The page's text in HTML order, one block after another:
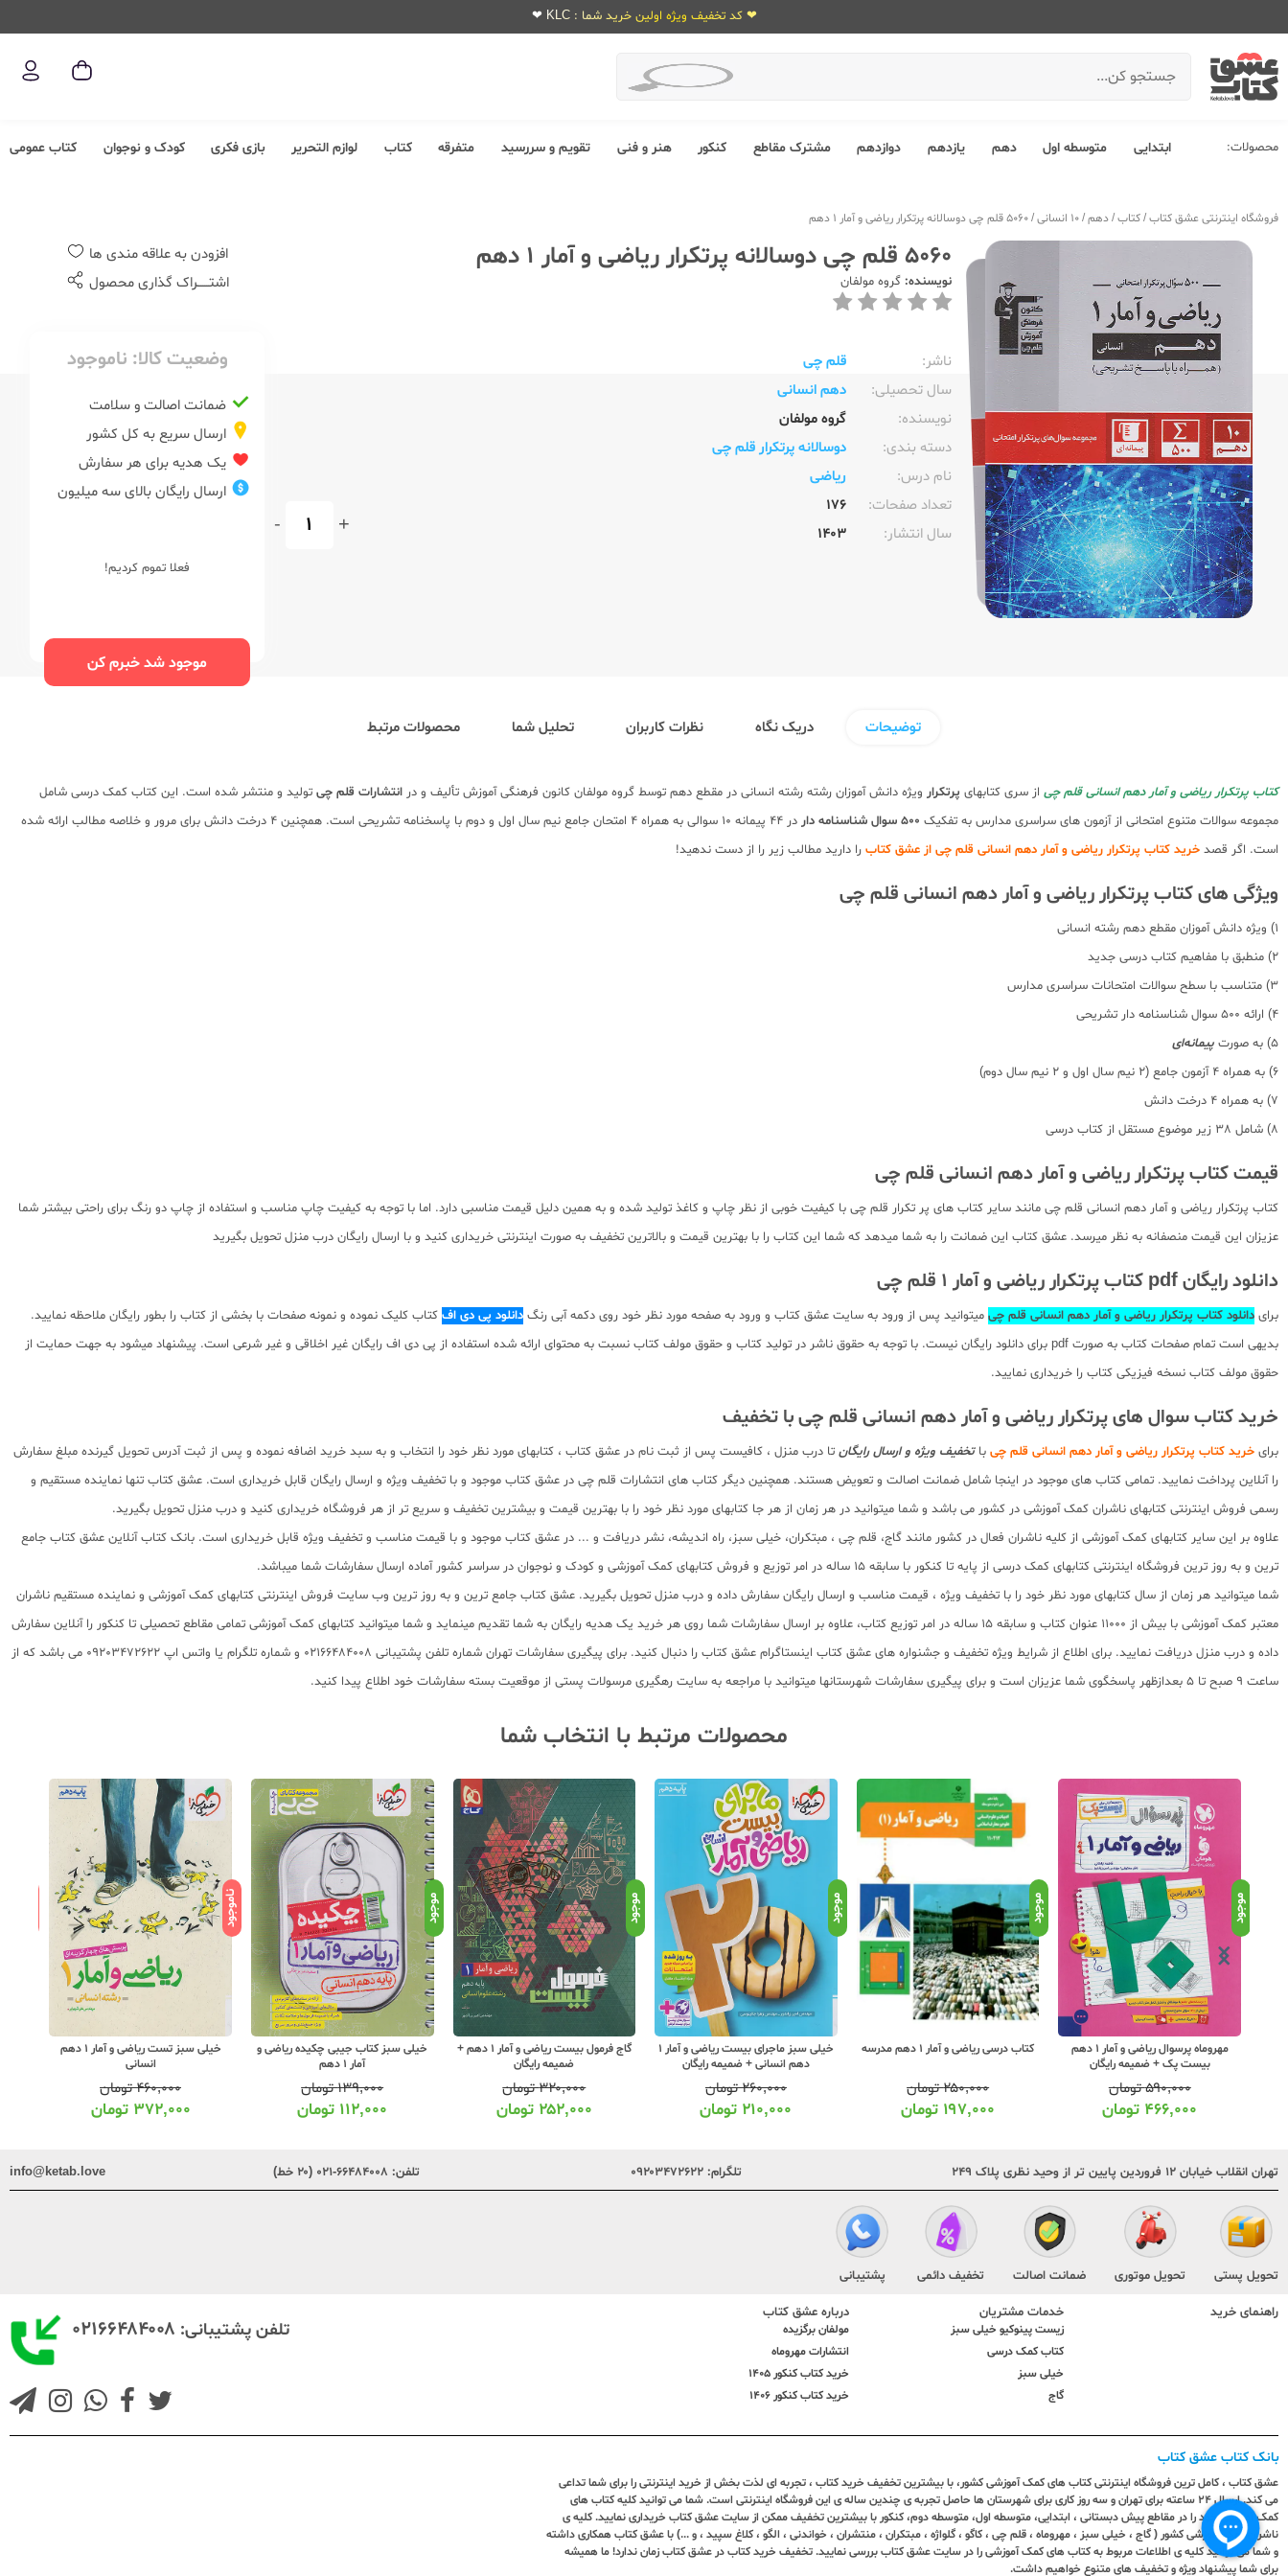
❤ کد تخفیف ویژه اولین خرید شما : KLC ❤
محصولات: ابتدایی متوسطه اول دهم یازدهم دوازدهم مشترک مقاطع کنکور هنر و فنی تقویم و سررسید متفرقه کتاب لوازم التحریر بازی فکری کودک و نوجوان کتاب عمومی
فروشگاه اینترنتی عشق کتاب/کتاب/دهم/10 انسانی /5060 قلم چی دوسالانه پرتکرار ریاضی و آمار 1 دهم
5060 قلم چی دوسالانه پرتکرار ریاضی و آمار 1 دهم
نویسنده: گروه مولفان
ناشر:‌
قلم چی
سال تحصیلی:‌
دهم انسانی
نویسنده:‌
گروه مولفان
دسته بندی:
دوسالانه پرتکرار قلم چی
نام درس:
ریاضی
تعداد صفحات:‌
176
سال انتشار:‌
1403
+
-
افزودن به علاقه مندی ها
اشتــــــراک گذاری محصول
وضعیت کالا: ناموجود
ضمانت اصالت و سلامت
ارسال سریع به کل کشور
یک هدیه برای هر سفارش
ارسال رایگان بالای سه میلیون
فعلا تموم کردیم!
موجود شد خبرم کن
توضیحات دریک نگاه نظرات کاربران تحلیل شما محصولات مرتبط
کتاب پرتکرار ریاضی و آمار دهم انسانی قلم چی از سری کتابهای پرتکرار ویژه دانش آموزان رشته رشته انسانی در مقطع دهم توسط گروه مولفان کانون فرهنگی آموزش تألیف و در انتشارات قلم چی تولید و منتشر شده است. این کتاب کمک درسی شامل
مجموعه سوالات متنوع امتحانی از آزمون های سراسری مدارس به تفکیک 500 سوال شناسنامه دار
در 44 پیمانه 10 سوالی به همراه 4 امتحان جامع نیم سال اول و دوم با پاسخنامه تشریحی است. همچنین 4 درخت دانش برای مرور و خلاصه مطالب ارائه شده
است. اگر قصد خرید کتاب پرتکرار ریاضی و آمار دهم انسانی قلم چی از عشق کتاب را دارید مطالب زیر را از دست ندهید!
ویژگی های کتاب پرتکرار ریاضی و آمار دهم انسانی قلم چی
1) ویژه دانش آموزان مقطع دهم رشته انسانی
2) منطبق با مفاهیم کتاب درسی جدید
3) متناسب با سطح سوالات امتحانات سراسری مدارس
4) ارائه 500 سوال شناسنامه دار تشریحی
5) به صورت
پیمانه‌ای
6) به همراه 4 آزمون جامع (2 نیم سال اول و 2 نیم سال دوم)
7) به همراه 4 درخت دانش
8) شامل 38 زیر موضوع مستقل از کتاب درسی
قیمت کتاب پرتکرار ریاضی و آمار دهم انسانی قلم چی
کتاب پرتکرار ریاضی و آمار دهم انسانی قلم چی مانند سایر کتاب های پر تکرار قلم چی با کیفیت خوبی از نظر چاپ و کاغذ تولید شده و به همین دلیل قیمت مناسبی دارد. اما با توجه به کیفیت چاپ مناسب و استفاده از چاپ دو رنگ برای راحتی بیشتر شما
عزیزان این قیمت منصفانه به نظر میرسد. عشق کتاب این ضمانت را به شما میدهد که شما این کتاب را با بهترین قیمت و بالاترین تخفیف به صورت اینترنتی خریداری کنید و با ارسال رایگان درب منزل تحویل بگیرید
دانلود رایگان pdf کتاب پرتکرار ریاضی و آمار 1 قلم چی
برای دانلود کتاب پرتکرار ریاضی و آمار دهم انسانی قلم چی میتوانید پس از ورود به سایت عشق کتاب و ورود به صفحه مورد نظر خود روی دکمه آبی رنگ دانلود پی دی اف کتاب کلیک نموده و نمونه صفحات با بخشی از کتاب را بطور رایگان ملاحظه نمایید.
بدیهی است تمام صفحات کتاب به صورت pdf برای دانلود رایگان نیست. با توجه به حقوق ناشر در تولید کتاب و حقوق مولف کتاب نسبت به محتوای ارائه شده استفاده از پی دی اف رایگان غیر اخلاقی و غیر شرعی است. پیشنهاد میشود به جهت حمایت از
حقوق مولف کتاب نسخه فیزیکی کتاب را خریداری نمایید.
خرید کتاب سوال های پرتکرار ریاضی و آمار دهم انسانی قلم چی با تخفیف
برای خرید کتاب پرتکرار ریاضی و آمار دهم انسانی قلم چی باتخفیف ویژه و ارسال رایگان تا درب منزل ، کافیست پس از ثبت نام در عشق کتاب ، کتابهای مورد نظر خود را انتخاب و به سبد خرید اضافه نموده و پس از ثبت آدرس تحویل گیرنده مبلغ سفارش
را آنلاین پرداخت نمایید. تمامی کتاب های موجود در اینجا شامل ضمانت اصالت و تعویض هستند. همچنین دیگر کتاب های انتشارات قلم چی در عشق کتاب موجود و با تخفیف ویژه و ارسال رایگان قابل خریداری است. عشق کتاب تنها نماینده مستقیم و
رسمی فروش اینترنتی کتابهای ناشران کمک آموزشی در کشور می باشد و شما میتوانید در هر زمان از هر جا کتابهای مورد نظر خود را با بهترین قیمت و بیشترین تخفیف و سریع تر از هر فروشگاه خریداری کنید و درب منزل تحویل بگیرید.
علاوه بر این سایر کتابهای کمک آموزشی از کلیه ناشران فعال در کشور مانند گاج، قلم چی ، مبتکران، خیلی سبز، راه اندیشه، نشر دریافت و ... در عشق کتاب موجود و با قیمت مناسب و تخفیف ویژه قابل خریداری است. بانک کتاب آنلاین عشق کتاب جامع
ترین و به روز ترین فروشگاه اینترنتی کتابهای کمک درسی از پایه تا کنکور با سابقه 15 ساله در امر توزیع و فروش کتابهای کمک آموزشی و کودک و نوجوان در سراسر کشور آماده ارسال سفارشات شما میباشد.
شما میتوانید هر زمان از سال کتابهای مورد نظر خود را با تخفیف ویژه ، قیمت مناسب و ارسال رایگان سفارش داده و درب منزل تحویل بگیرید. عشق کتاب جامع ترین و به روز ترین وب سایت فروش اینترنتی کتابهای کمک آموزشی و نماینده مستقیم ناشران
معتبر کمک آموزشی با بیش از 11000 عنوان کتاب و سابقه 15 ساله در امر توزیع کتاب، علاوه بر ارسال سفارشات شما روی هر خرید یک هدیه رایگان به شما تقدیم مینماید و شما میتوانید کتابهای کمک آموزشی تمامی مقاطع تحصیلی تا کنکور را آنلاین سفارش
داده و درب منزل دریافت نمایید. برای اطلاع از شرایط ویژه تخفیف و جشنواره های عشق کتاب اینستاگرام عشق کتاب را دنبال کنید. برای پیگیری سفارشات تهران شماره تلفن پشتیبانی 02166484008 و شماره تلگرام یا واتس اپ 09203472622 می باشد که از
ساعت 9 صبح تا 5 بعدازظهر پاسخگوی شما عزیزان است و برای پیگیری سفارشات شهرستانها میتوانید با مراجعه به سایت رهگیری مرسولات پستی از موقعیت بسته سفارشات خود اطلاع پیدا کنید.
محصولات مرتبط با انتخاب شما
موجود
مهروماه پرسوال ریاضی و آمار 1 دهم
بیست پک + ضمیمه رایگان
۵۹۰,۰۰۰تومان
۴۶۶,۰۰۰ تومان
موجود
کتاب درسی ریاضی و آمار 1 دهم مدرسه
۲۵۰,۰۰۰تومان
۱۹۷,۰۰۰ تومان
موجود
خیلی سبز ماجرای بیست ریاضی و آمار 1
دهم انسانی + ضمیمه رایگان
۲۶۰,۰۰۰تومان
۲۱۰,۰۰۰ تومان
موجود
گاج فرمول بیست ریاضی و آمار 1 دهم +
ضمیمه رایگان
۳۲۰,۰۰۰تومان
۲۵۲,۰۰۰ تومان
موجود
خیلی سبز کتاب جیبی چکیده ریاضی و
آمار 1 دهم
۱۳۹,۰۰۰تومان
۱۱۲,۰۰۰ تومان
ناموجود
خیلی سبز تست ریاضی و آمار 1 دهم
انسانی
۴۶۰,۰۰۰تومان
۳۷۲,۰۰۰ تومان
تهران انقلاب خیابان ۱۲ فروردین پایین تر از وحید نظری پلاک ۲۴۹ تلگرام: ۰۹۲۰۳۴۷۲۶۲۲ تلفن: ۶۶۴۸۴۰۰۸-۰۲۱ (۲۰ خط) info@ketab.love
تحویل پستی تحویل موتوری ضمانت اصالت تخفیف دائمی پشتیبانی
راهنمای خرید خدمات مشتریان
زیست پینوکیو خیلی سبز
کتاب کمک درسی
خیلی سبز
گاج
درباره عشق کتاب
مولفان برگزیده
انتشارات مهروماه
خرید کتاب کنکور 1405
خرید کتاب کنکور 1406
تلفن پشتیبانی: ۰۲۱۶۶۴۸۴۰۰۸
بانک کتاب عشق کتاب
عشق کتاب ، کامل ترین فروشگاه اینترنتی کتاب های کمک آموزشی کشور، با بیشترین تخفیف خرید کتاب ، تجربه ای لذت بخش از خرید اینترنتی را برای شما تداعی
می کند. ارسال ٢٤ ساعته برای تهران و سه روز کاری برای شهرستان ها حاصل تجربه ی چندین ساله ی این فروشگاه اینترنتی است. شما می توانید کلیه کتاب های
کمک آموزشی خود را در مقاطع پیش دبستانی ، ابتدایی، متوسطه اول، متوسطه دوم، کنکور با بیشترین تخفیف ممکن از سایت عشق کتاب خریداری نمایید. کلیه ی
ناشران کمک آموزشی کشور ( گاج ، خیلی سبز ، مهروماه ، قلم چی ، کاگو ، گلواژه ، مبتکران ، منتشران ، خواندنی ، الگو ، کلاغ سپید ، و ...) با عشق کتاب همکاری داشته
و شما می توانید کلیه ی اطلاعات مربوط به کتاب های کمک آموزشی را در سایت عشق کتاب بررسی نمایید. تخفیف خرید کتاب در عشق کتاب زمان ندارد! ما همیشه
برای شما پیشنهاد ویژه و تخفیف های متنوع خواهیم داشت.